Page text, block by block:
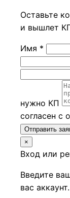
Оставьте
и вышлет
Имя *
нужно КП
согласен с
Отправить
×
Вход или
Введите
вас аккаунт.